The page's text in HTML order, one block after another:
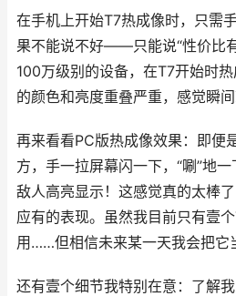
在手机上开始T7热成像时，只需
果不能说不好——只能说“性价比
100万级别的设备，在T7开始时
的颜色和亮度重叠严重，感觉瞬间
再来看看PC版热成像效果：即便
方，手一拉屏幕闪一下，“唰”地
敌人高亮显示！这感觉真的太棒
应有的表现。虽然我目前只有壹
用……但相信未来某一天我会把它
还有壹个细节我特别在意：了解